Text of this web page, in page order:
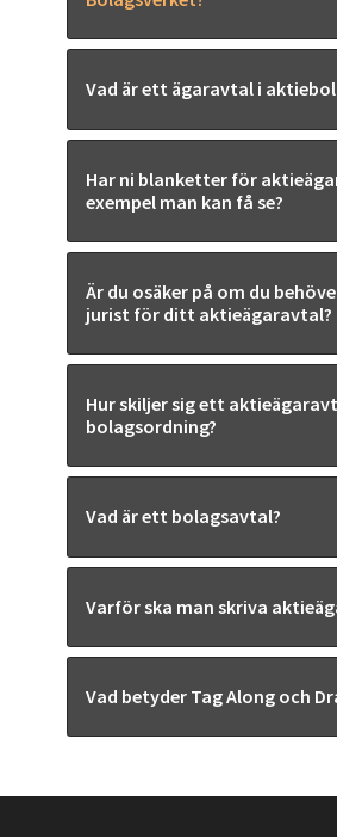
Vad är ett ägaravtal i
Har ni blanketter för
exempel man kan få se?
Är du osäker på om du
jurist för ditt aktieägaravtal?
Hur skiljer sig ett
bolagsordning?
Vad är ett bolagsavtal?
Varför ska man skriva
Vad betyder Tag Along och